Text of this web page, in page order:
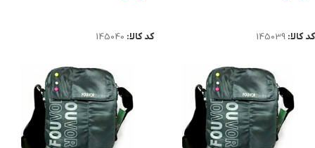
کد کالا: 145039
کد کالا: 145040